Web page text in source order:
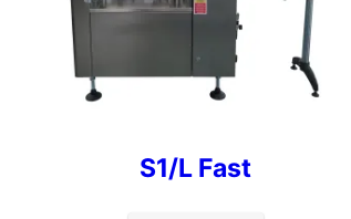
S1/L Fast